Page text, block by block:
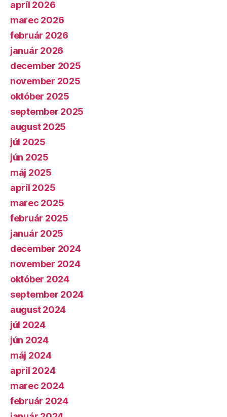
apríl 2026
marec 2026
február 2026
január 2026
december 2025
november 2025
október 2025
september 2025
august 2025
júl 2025
jún 2025
máj 2025
apríl 2025
marec 2025
február 2025
január 2025
december 2024
november 2024
október 2024
september 2024
august 2024
júl 2024
jún 2024
máj 2024
apríl 2024
marec 2024
február 2024